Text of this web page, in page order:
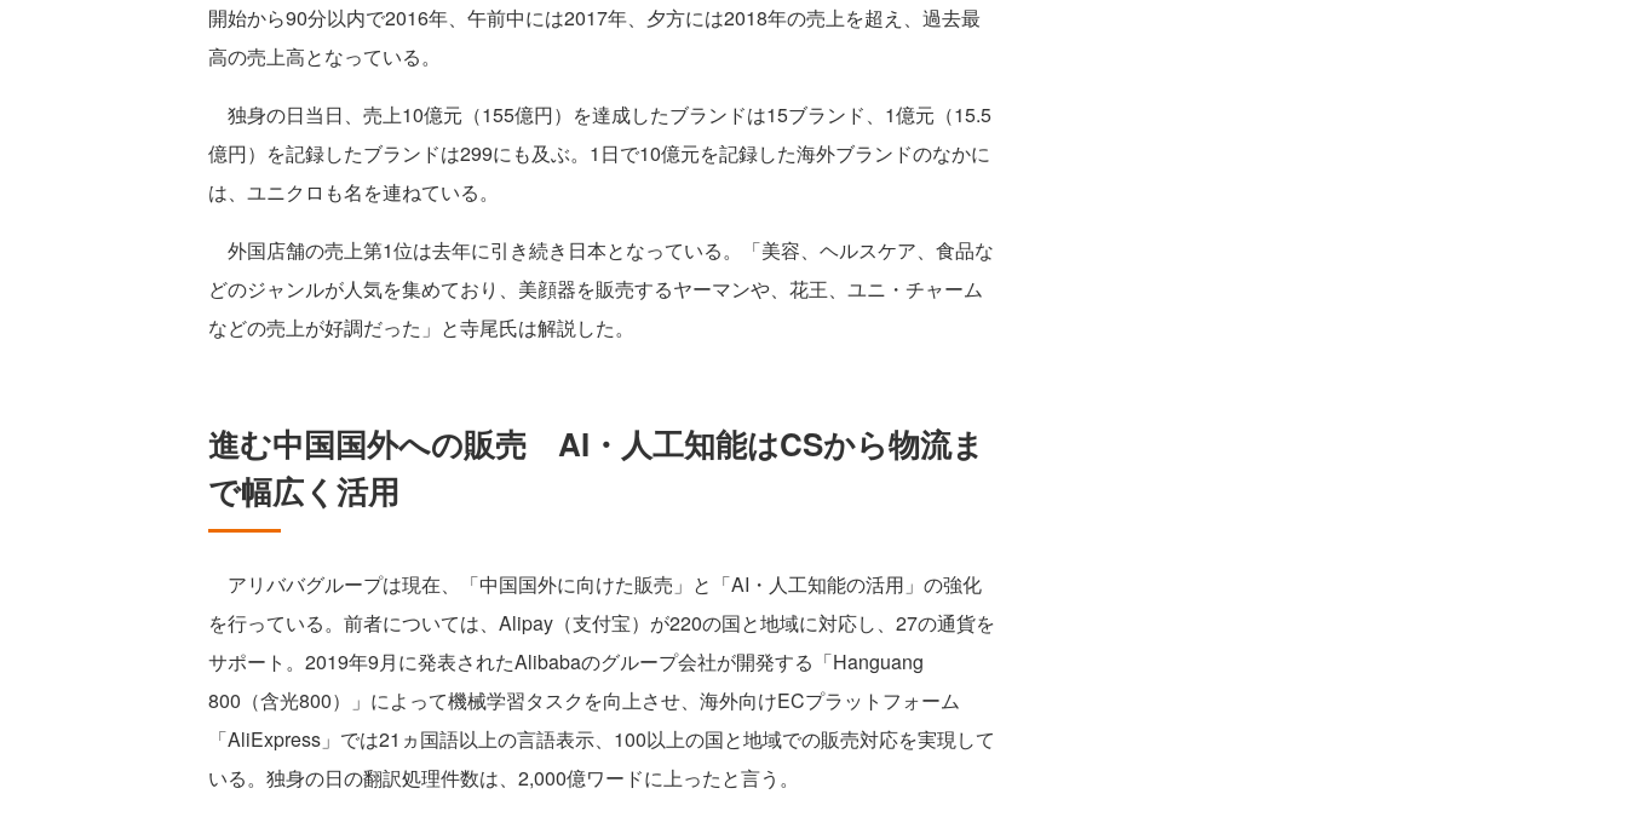
開始から90分以内で2016年、午前中には2017年、夕方には2018年の売上を超え、過去最
高の売上高となっている。
独身の日当日、売上10億元（155億円）を達成したブランドは15ブランド、1億元（15.5
億円）を記録したブランドは299にも及ぶ。1日で10億元を記録した海外ブランドのなかに
は、ユニクロも名を連ねている。
外国店舗の売上第1位は去年に引き続き日本となっている。「美容、ヘルスケア、食品な
どのジャンルが人気を集めており、美顔器を販売するヤーマンや、花王、ユニ・チャーム
などの売上が好調だった」と寺尾氏は解説した。
進む中国国外への販売 AI・人工知能はCSから物流ま
で幅広く活用
アリババグループは現在、「中国国外に向けた販売」と「AI・人工知能の活用」の強化
を行っている。前者については、Alipay（支付宝）が220の国と地域に対応し、27の通貨を
サポート。2019年9月に発表されたAlibabaのグループ会社が開発する「Hanguang
800（含光800）」によって機械学習タスクを向上させ、海外向けECプラットフォーム
「AliExpress」では21ヵ国語以上の言語表示、100以上の国と地域での販売対応を実現して
いる。独身の日の翻訳処理件数は、2,000億ワードに上ったと言う。